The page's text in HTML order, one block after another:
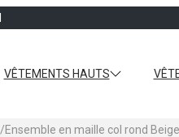
VÊTEMENTS HAUTS
/Ensemble en maille col rond Beige